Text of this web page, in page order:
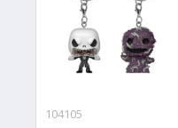
104105